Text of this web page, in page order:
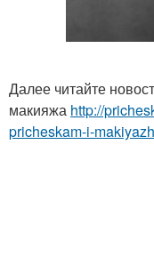
Далее читайте
макияжа http://
pricheskam-i-